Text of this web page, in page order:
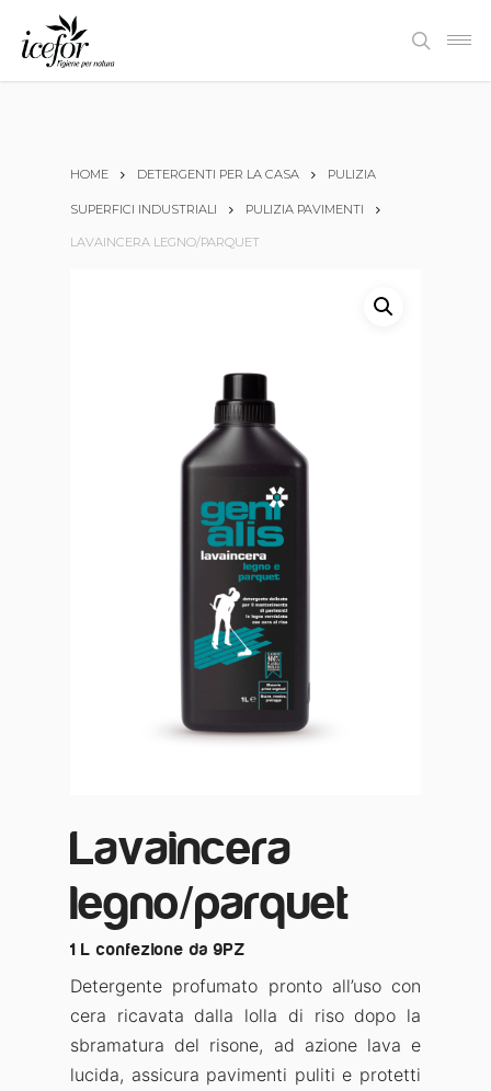
search
HOME DETERGENTI PER LA CASA PULIZIA
SUPERFICI INDUSTRIALI PULIZIA PAVIMENTI
LAVAINCERA LEGNO/PARQUET
Lavaincera
legno/parquet
1 L confezione da 9PZ
Detergente profumato pronto all’uso con
cera ricavata dalla lolla di riso dopo la
sbramatura del risone, ad azione lava e
lucida, assicura pavimenti puliti e protetti